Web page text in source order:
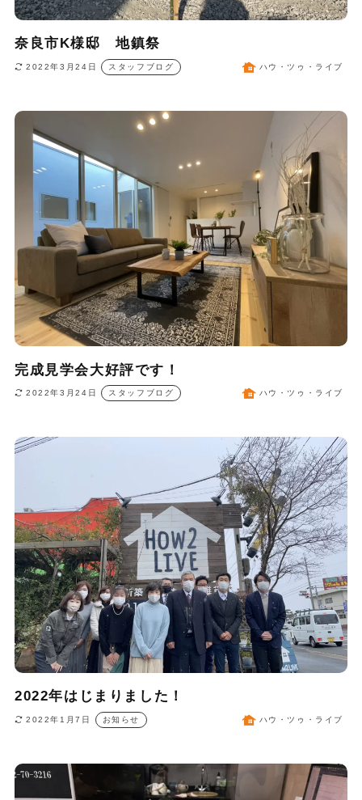
奈良市K様邸 地鎮祭
2022年3月24日 スタッフブログ ハウ・ツゥ・ライブ
完成見学会大好評です！
2022年3月24日 スタッフブログ ハウ・ツゥ・ライブ
2022年はじまりました！
2022年1月7日 お知らせ ハウ・ツゥ・ライブ